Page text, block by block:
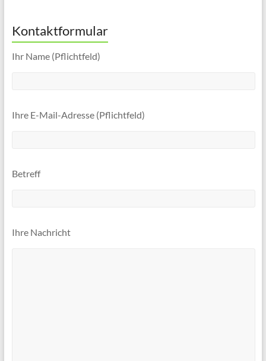
Kontaktformular
Ihr Name (Pflichtfeld)
Ihre E-Mail-Adresse (Pflichtfeld)
Betreff
Ihre Nachricht